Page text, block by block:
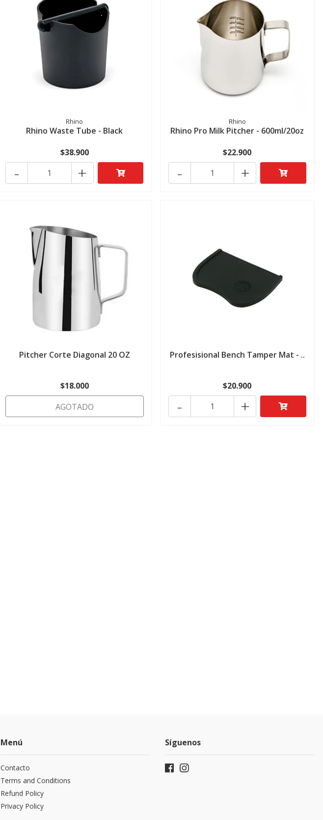
Rhino
Rhino Waste Tube - Black
$38.900
+
-
Rhino
Rhino Pro Milk Pitcher - 600ml/20oz
$22.900
+
-
Pitcher Corte Diagonal 20 OZ
$18.000
AGOTADO
Profesisional Bench Tamper Mat - ..
$20.900
+
-
Menú
Contacto
Terms and Conditions
Refund Policy
Privacy Policy
Síguenos